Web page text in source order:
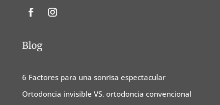
Blog
6 Factores para una sonrisa espectacular
Ortodoncia invisible VS. ortodoncia convencional